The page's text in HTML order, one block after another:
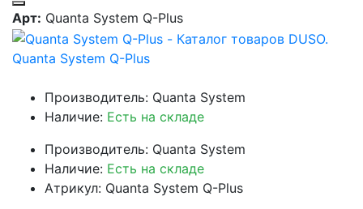
Арт: Quanta System Q-Plus
Quanta System Q-Plus
Производитель: Quanta System
Наличие: Есть на складе
Производитель: Quanta System
Наличие: Есть на складе
Атрикул: Quanta System Q-Plus